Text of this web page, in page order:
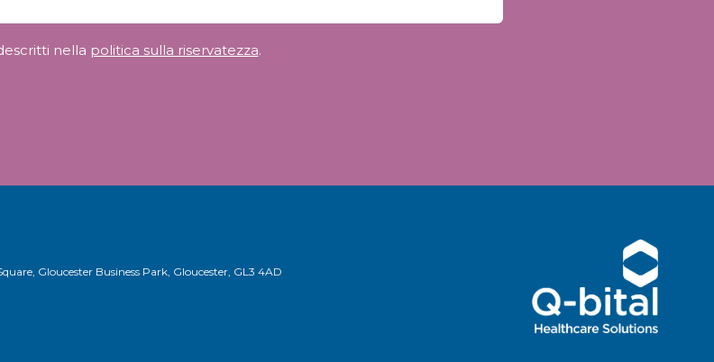
nella politica sulla riservatezza.
Gloucester Business Park, Gloucester, GL3 4AD